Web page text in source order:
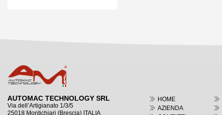
AUTOMAC TECHNOLOGY SRL
Via dell’Artigianato 1/3/5
25018 Montichiari (Brescia) ITALIA
HOME
AZIENDA